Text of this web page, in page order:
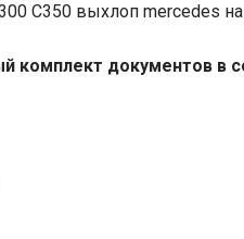
C350 выхлоп mercedes
комплект документов в